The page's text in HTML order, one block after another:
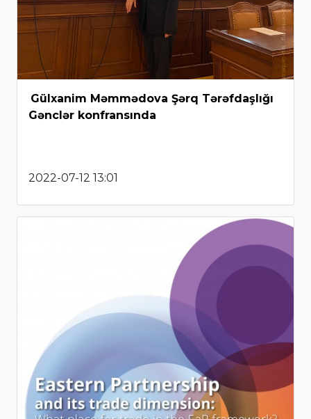
Gülxanim Məmmədova Şərq Tərəfdaşlığı
Gənclər konfransında
2022-07-12 13:01